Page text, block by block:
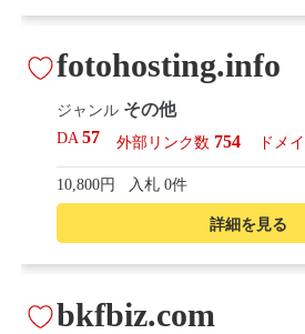
詳細を見る
fotohosting.info
ジャンル その他
DA57 外部リンク数 754 ドメ
10,800円 入札 0件
bkfbiz.com